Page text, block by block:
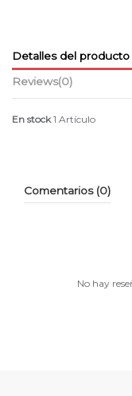
Detalles del producto
Reviews(0)
En stock 1 Artículo
Comentarios (0)
No hay